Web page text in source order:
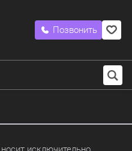
Позвонить